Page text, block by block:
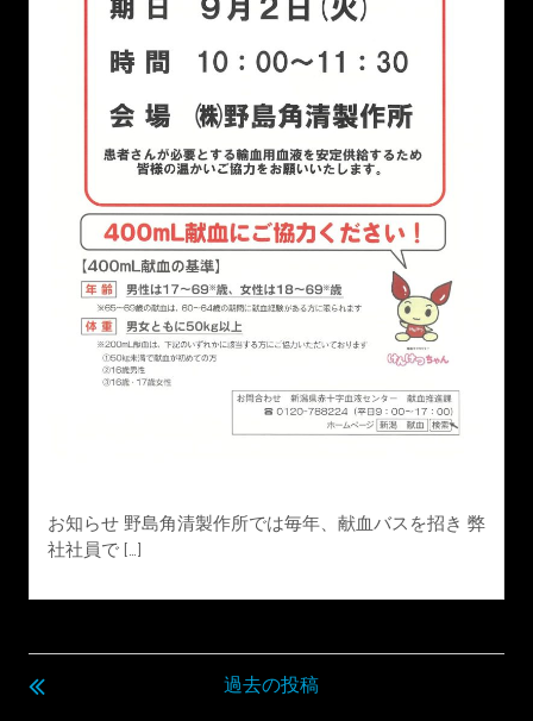
お知らせ 野島角清製作所では毎年、献血バスを招き 弊
社社員で […]
投
稿
過去の投稿